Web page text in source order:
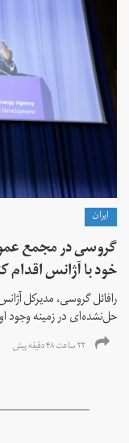
ايران
گروسی در مجمع
خود با آژانس اقدام
رافائل گروسی، مدیرکل
حل‌نشده‌ای در زمینه وجود
۲۲ ساعت ۴۸ دقیقه پیش